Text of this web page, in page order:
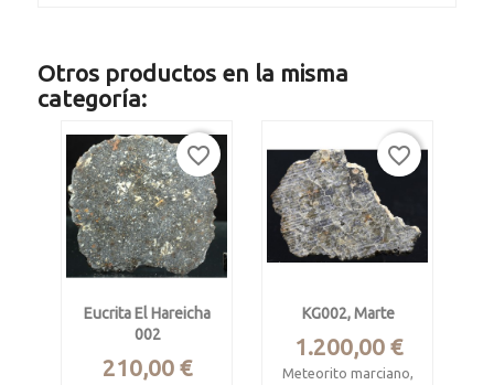
Otros productos en la misma
categoría:
Eucrita El Hareicha
002
Precio
210,00 €
favorite_border
KG002, Marte
Precio
1.200,00 €
Meteorito marciano,
favorite_border